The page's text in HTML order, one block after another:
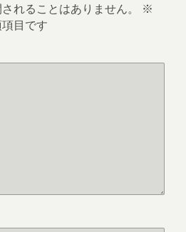
れることはありません。
※
目です